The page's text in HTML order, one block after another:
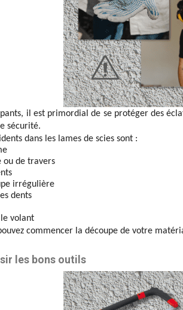
il est primordial de se protéger des
sécurité.
dans les lames de scies sont :
ou de travers
irrégulière
dents
volant
commencer la découpe de votre
les bons outils